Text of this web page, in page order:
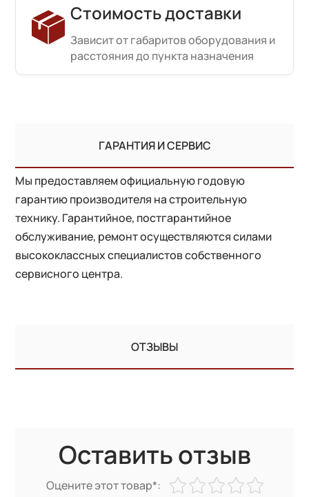
Стоимость доставки
Зависит от габаритов оборудования и
расстояния до пункта назначения
ГАРАНТИЯ И СЕРВИС
Мы предоставляем официальную годовую
гарантию производителя на строительную
технику. Гарантийное, постгарантийное
обслуживание, ремонт осуществляются силами
высококлассных специалистов собственного
сервисного центра.
ОТЗЫВЫ
Оставить отзыв
Оцените этот товар*: